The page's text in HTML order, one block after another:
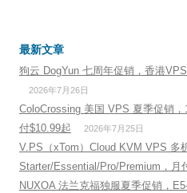
最新文章
狗云 DogYun 七周年促销，香港
2026年7月26日
ColoCrossing 美国 VPS 夏季促销
付$10.99起
2026年7月25日
V.PS（xTom）Cloud KVM VPS 多
Starter/Essential/Pro/Premium，月
NUXOA 法兰克福独服夏季促销，